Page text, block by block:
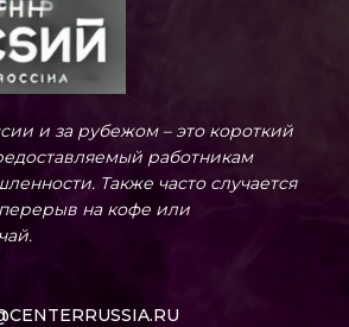
и за рубежом – это короткий
работникам
Также часто случается
на кофе или